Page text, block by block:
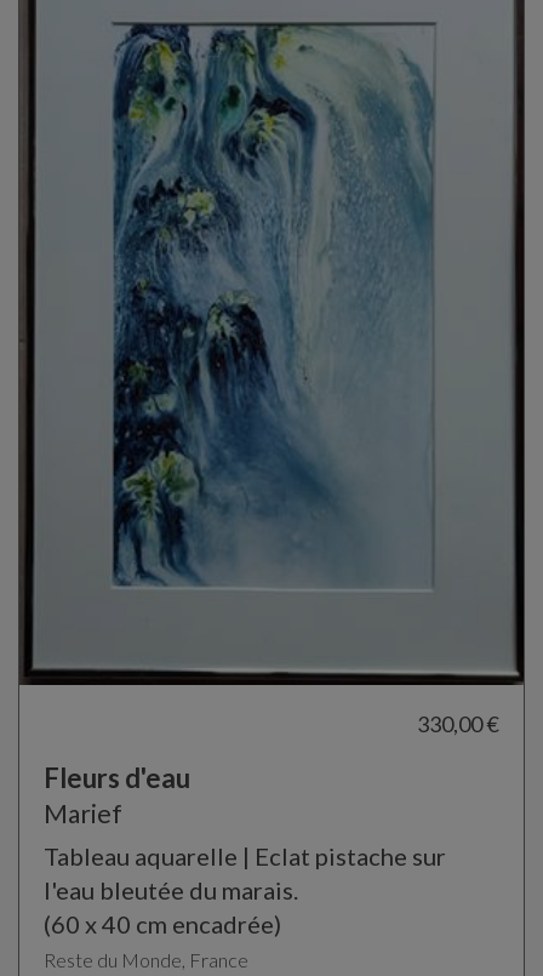
330,00 €
Fleurs d'eau
Marief
Tableau aquarelle | Eclat pistache sur
l'eau bleutée du marais.
(60 x 40 cm encadrée)
Reste du Monde, France